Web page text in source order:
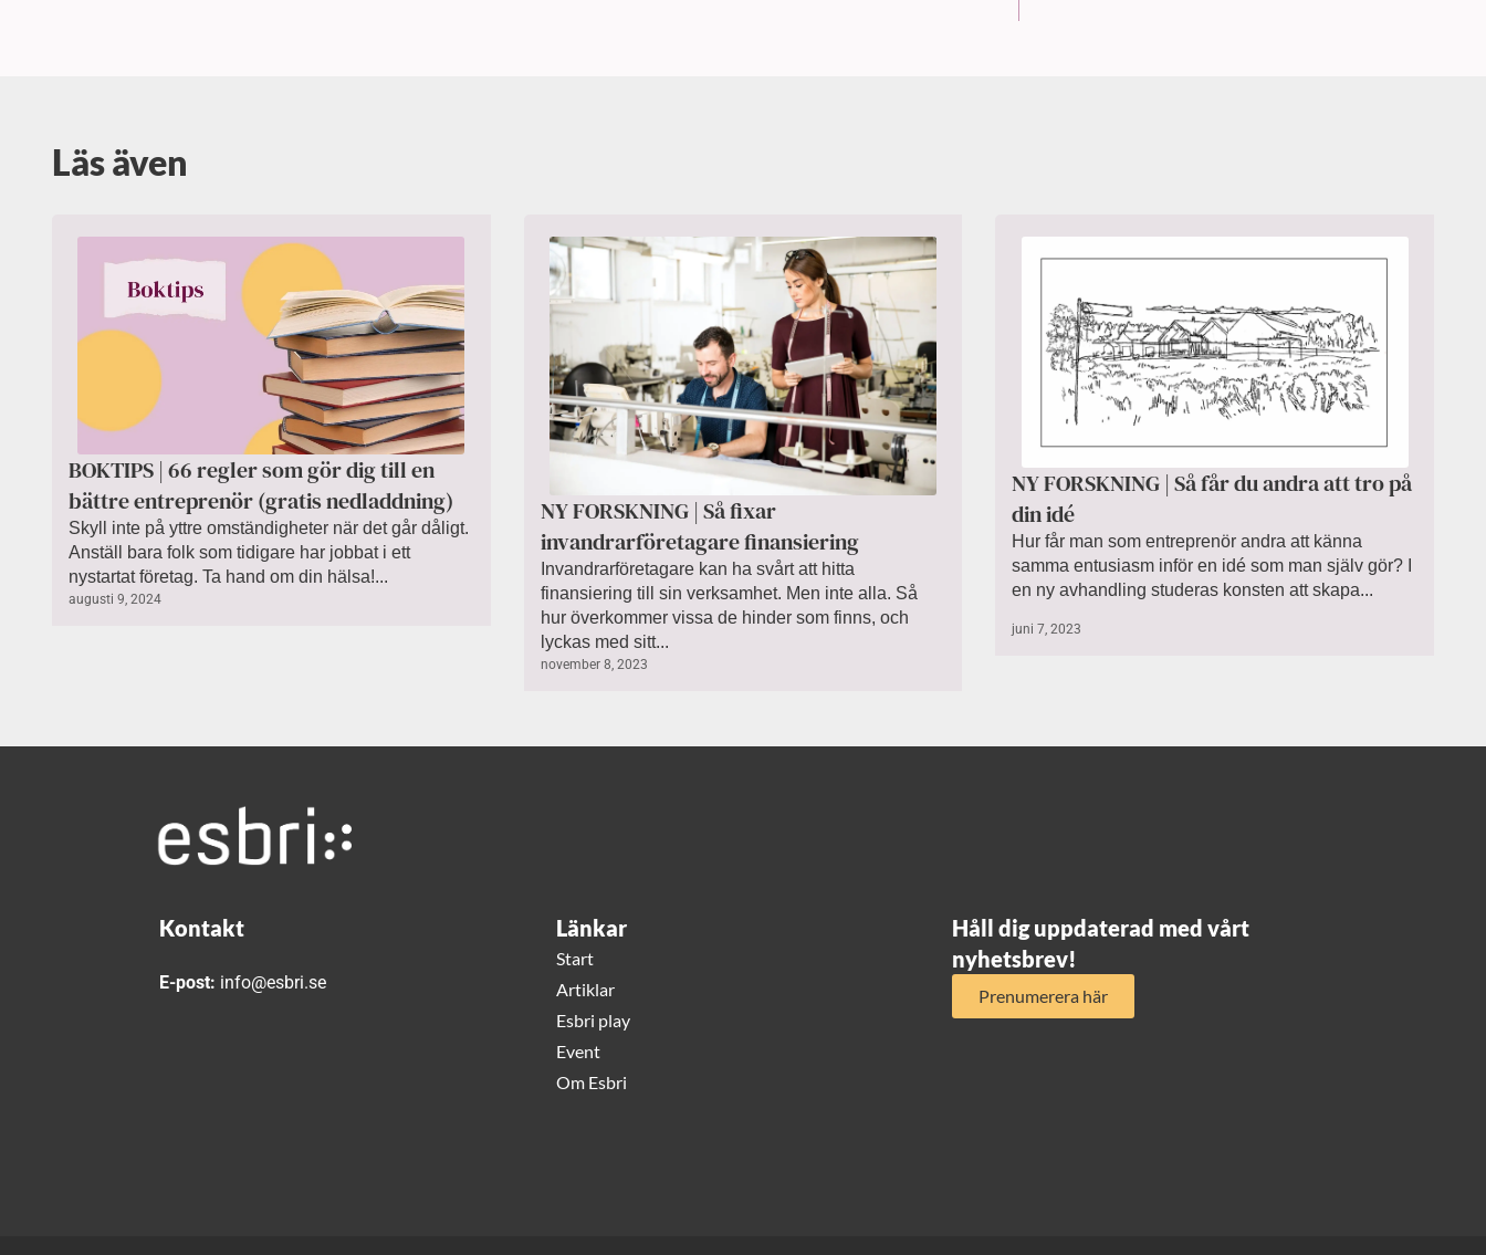
Läs även
BOKTIPS | 66 regler som gör dig till en
bättre entreprenör (gratis nedladdning)
Skyll inte på yttre omständigheter när det går dåligt.
Anställ bara folk som tidigare har jobbat i ett
nystartat företag. Ta hand om din hälsa!...
augusti 9, 2024
NY FORSKNING | Så fixar
invandrarföretagare finansiering
Invandrarföretagare kan ha svårt att hitta
finansiering till sin verksamhet. Men inte alla. Så
hur överkommer vissa de hinder som finns, och
lyckas med sitt...
november 8, 2023
NY FORSKNING | Så får du andra att tro på
din idé
Hur får man som entreprenör andra att känna
samma entusiasm inför en idé som man själv gör? I
en ny avhandling studeras konsten att skapa...
juni 7, 2023
Kontakt
E-post: info@esbri.se
Länkar
Start
Artiklar
Esbri play
Event
Om Esbri
Håll dig uppdaterad med vårt
nyhetsbrev!
Prenumerera här